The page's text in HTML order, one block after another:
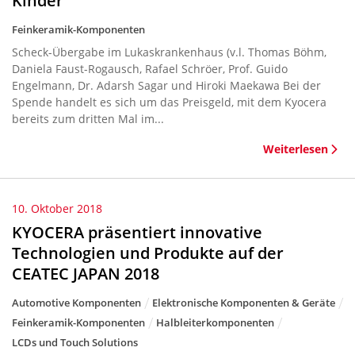
Feinkeramik-Komponenten
Scheck-Übergabe im Lukaskrankenhaus (v.l. Thomas Böhm,
Daniela Faust-Rogausch, Rafael Schröer, Prof. Guido
Engelmann, Dr. Adarsh Sagar und Hiroki Maekawa Bei der
Spende handelt es sich um das Preisgeld, mit dem Kyocera
bereits zum dritten Mal im...
Weiterlesen
10. Oktober 2018
KYOCERA präsentiert innovative
Technologien und Produkte auf der
CEATEC JAPAN 2018
Automotive Komponenten
Elektronische Komponenten & Geräte
Feinkeramik-Komponenten
Halbleiterkomponenten
LCDs und Touch Solutions